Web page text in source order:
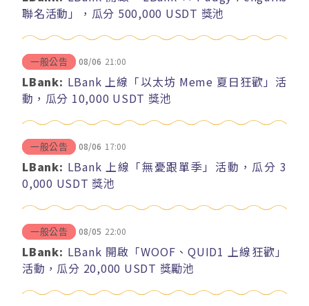
聯名活動」，瓜分 500,000 USDT 獎池
一般公告 08/06 21:00
LBank: LBank 上線「以太坊 Meme 夏日狂歡」活
動，瓜分 10,000 USDT 獎池
一般公告 08/06 17:00
LBank: LBank 上線「無憂跟單季」活動，瓜分 3
0,000 USDT 獎池
一般公告 08/05 22:00
LBank: LBank 開啟「WOOF、QUID1 上線狂歡」
活動，瓜分 20,000 USDT 獎勵池